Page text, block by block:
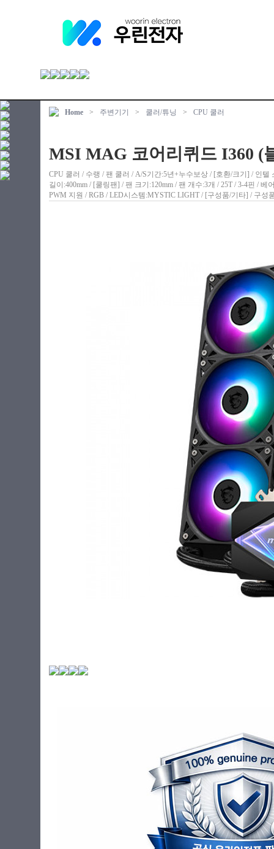
Home > 주변기기 > 쿨러/튜닝 > CPU 쿨러
MSI MAG 코어리퀴드 I360 (
CPU 쿨러 / 수랭 / 팬 쿨러 / A/S기간:5년+누수보상 / [호환/크기] / 인
길이:400mm / [쿨링팬] / 팬 크기:120mm / 팬 개수:3개 / 25T / 3-4핀 /
PWM 지원 / RGB / LED시스템:MYSTIC LIGHT / [구성품/기타] / 구성